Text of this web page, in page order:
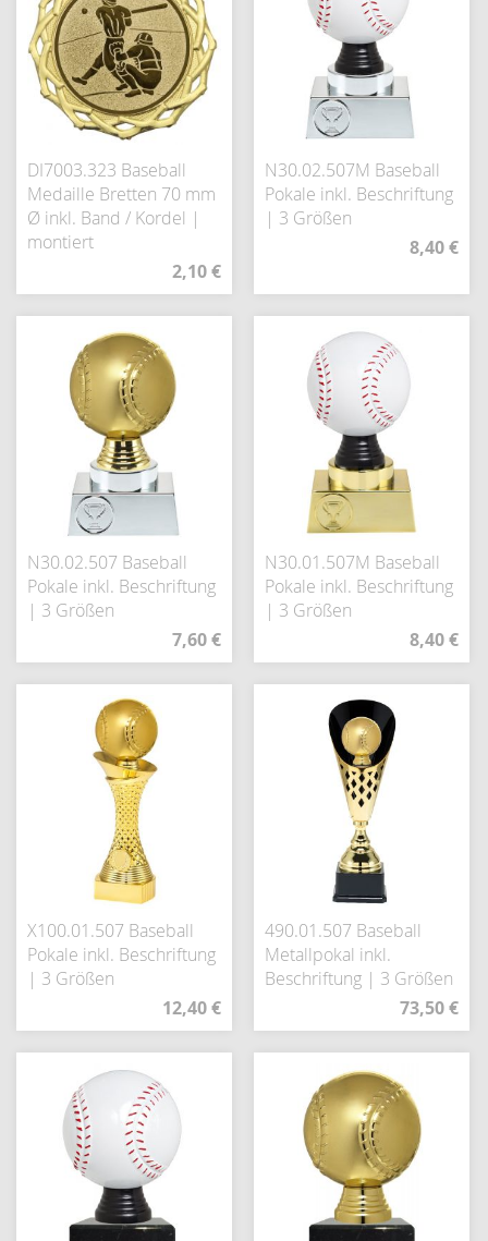
DI7003.323 Baseball
Medaille Bretten 70 mm
Ø inkl. Band / Kordel |
montiert
2,10 €
N30.02.507M Baseball
Pokale inkl. Beschriftung
| 3 Größen
8,40 €
N30.02.507 Baseball
Pokale inkl. Beschriftung
| 3 Größen
7,60 €
N30.01.507M Baseball
Pokale inkl. Beschriftung
| 3 Größen
8,40 €
X100.01.507 Baseball
Pokale inkl. Beschriftung
| 3 Größen
12,40 €
490.01.507 Baseball
Metallpokal inkl.
Beschriftung | 3 Größen
73,50 €